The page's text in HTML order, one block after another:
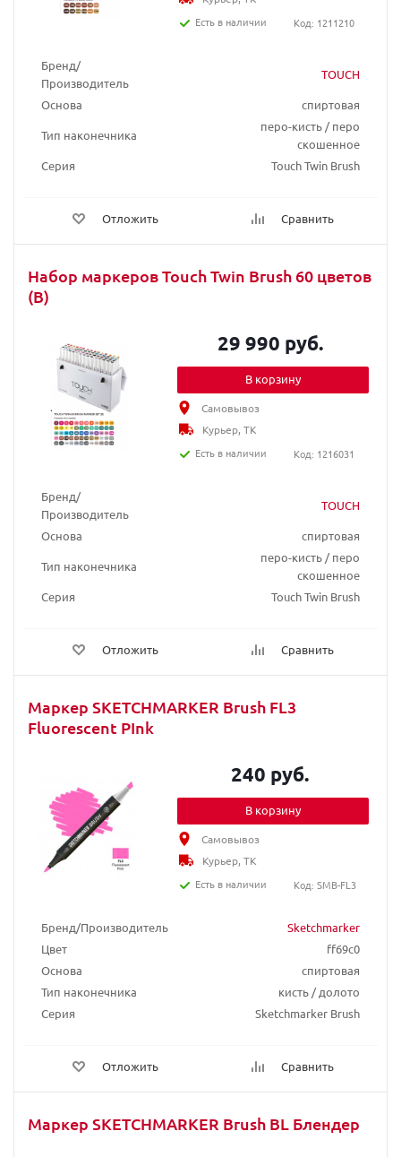
Бренд/
Производитель
TOUCH
Основа
спиртовая
Тип наконечника
перо-кисть / перо
скошенное
Серия
Touch Twin Brush
Отложить Сравнить
Есть в наличии
Код: 1211210
Набор маркеров Touch Twin Brush 60 цветов
(B)
Бренд/
Производитель
TOUCH
Основа
спиртовая
Тип наконечника
перо-кисть / перо
скошенное
Серия
Touch Twin Brush
Отложить Сравнить
29 990 руб.
В корзину
Самовывоз
Курьер, ТК
Есть в наличии
Код: 1216031
Маркер SKETCHMARKER Brush FL3
Fluorescent PInk
Бренд/Производитель
Sketchmarker
Цвет
ff69c0
Основа
спиртовая
Тип наконечника
кисть / долото
Серия
Sketchmarker Brush
Отложить Сравнить
240 руб.
В корзину
Самовывоз
Курьер, ТК
Есть в наличии
Код: SMB-FL3
Маркер SKETCHMARKER Brush BL Блендер